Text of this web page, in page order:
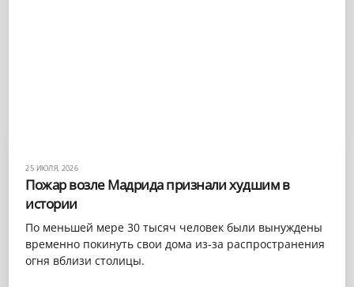
25 ИЮЛЯ, 2026
Пожар возле Мадрида признали худшим в
истории
По меньшей мере 30 тысяч человек были вынуждены
временно покинуть свои дома из-за распространения
огня вблизи столицы.